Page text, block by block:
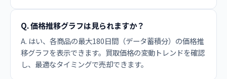
Q. 価格推移グラフは見られますか？
A. はい、各商品の最大180日間（データ蓄積分）の価格推
移グラフを表示できます。買取価格の変動トレンドを確認
し、最適なタイミングで売却できます。